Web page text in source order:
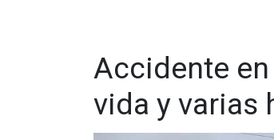
Accidente
vida y varias